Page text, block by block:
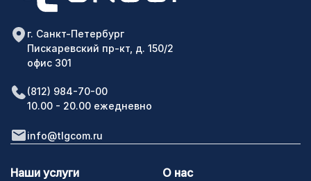
г. Санкт-Петербург
Пискаревский пр-кт, д. 150/2
офис 301
(812) 984-70-00
10.00 - 20.00 ежедневно
info@tlgcom.ru
Наши услуги О нас